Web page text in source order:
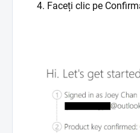
4. Faceți clic pe